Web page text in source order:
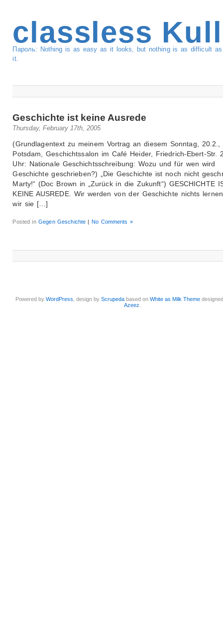
classless
Пароль: Nothing is as easy as it looks, but nothing is as difficult
it.
Geschichte ist keine Ausrede
Thursday, February 17th, 2005
(Grundlagentext zu meinem Vortrag an diesem Sonntag, 20.2.,
Potsdam, Geschichtssalon im Café Heider, Friedrich-Ebert-Str.
Uhr: Nationale Geschichtsschreibung: Wozu und für wen wird
Geschichte geschrieben?) „Die Geschichte ist noch nicht
Marty!“ (Doc Brown in „Zurück in die Zukunft“) GESCHICHTE
KEINE AUSREDE. Wir werden von der Geschichte nichts
wir sie […]
Posted inGegen Geschichte | No Comments »
Powered byWordPress , design byScrupeda based onWhite as Milk Theme
Azeez